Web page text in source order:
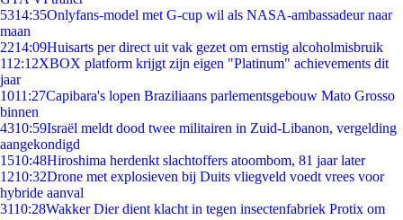
5314:35Onlyfans-model met G-cup wil als NASA-ambassadeur naar
maan
2214:09Huisarts per direct uit vak gezet om ernstig alcoholmisbruik
112:12XBOX platform krijgt zijn eigen "Platinum" achievements dit
jaar
1011:27Capibara's lopen Braziliaans parlementsgebouw Mato Grosso
binnen
4310:59Israël meldt dood twee militairen in Zuid-Libanon, vergelding
aangekondigd
1510:48Hiroshima herdenkt slachtoffers atoombom, 81 jaar later
1210:32Drone met explosieven bij Duits vliegveld voedt vrees voor
hybride aanval
3110:28Wakker Dier dient klacht in tegen insectenfabriek Protix om